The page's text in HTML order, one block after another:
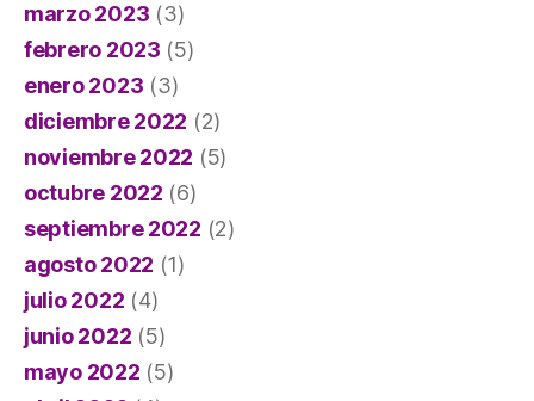
marzo 2023 (3)
febrero 2023 (5)
enero 2023 (3)
diciembre 2022 (2)
noviembre 2022 (5)
octubre 2022 (6)
septiembre 2022 (2)
agosto 2022 (1)
julio 2022 (4)
junio 2022 (5)
mayo 2022 (5)